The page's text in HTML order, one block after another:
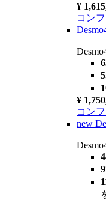
¥
コン
¥
コン
new